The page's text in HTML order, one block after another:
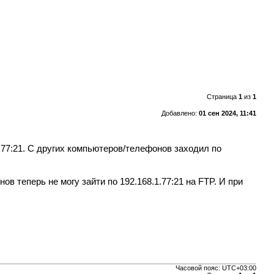
Страница 1из 1
Добавлено: 01 сен 2024, 11:41
С других компьютеров/телефонов заходил по
теперь не могу зайти по 192.168.1.77:21 на FTP. И при
Часовой пояс: UTC+03:00